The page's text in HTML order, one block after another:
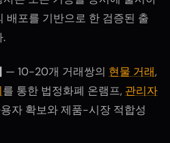
배포를 기반으로 한 검증된 출
.
— 10-20개 거래쌍의 현물 거래,
를 통한 법정화폐 온램프, 관리자
자 확보와 제품-시장 적합성